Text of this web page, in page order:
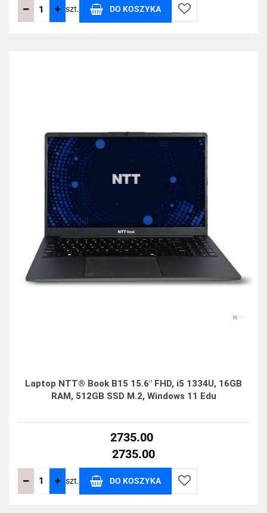
szt. DO KOSZYKA
Do
Laptop NTT® Book B15 15.6" FHD, i5 1334U, 16GB
RAM, 512GB SSD M.2, Windows 11 Edu
2735.00
2735.00
szt. DO KOSZYKA
Do